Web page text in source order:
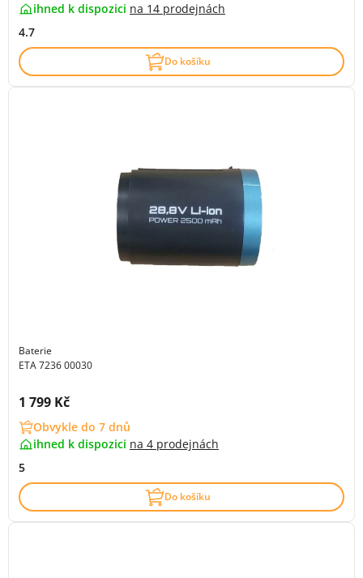
ihned k dispozici na 14 prodejnách
4.7
Do košíku
Baterie
ETA 7236 00030
Cena s DPH:
1 799 Kč
Obvykle do 7 dnů
ihned k dispozici na 4 prodejnách
5
Do košíku